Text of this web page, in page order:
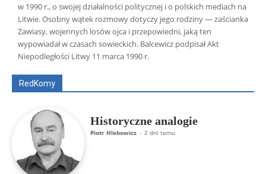
w 1990 r., o swojej działalności politycznej i o polskich mediach na
Litwie. Osobny wątek rozmowy dotyczy jego rodziny — zaścianka
Zawiasy, wojennych losów ojca i przepowiedni, jaką ten
wypowiadał w czasach sowieckich. Balcewicz podpisał Akt
Niepodległości Litwy 11 marca 1990 r.
RedKomy
Wszyscy Aleksander Borowik
Antoni Radczenko
Artur Płokszto
Grzegorz Górny
ks. Jarosław Wąsowicz SDB
Historyczne analogie
Piotr Hlebowicz - 2 dni temu